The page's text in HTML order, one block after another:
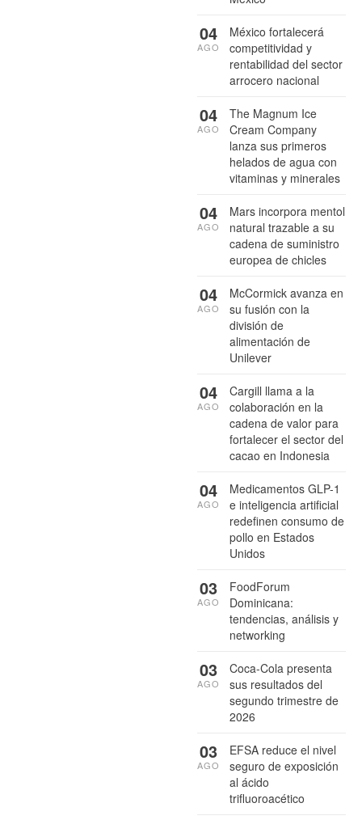
México fortalecerá
competitividad y
rentabilidad del sector
arrocero nacional
04
AGO
The Magnum Ice
Cream Company
lanza sus primeros
helados de agua con
vitaminas y minerales
04
AGO
Mars incorpora mentol
natural trazable a su
cadena de suministro
europea de chicles
04
AGO
McCormick avanza en
su fusión con la
división de
alimentación de
Unilever
04
AGO
Cargill llama a la
colaboración en la
cadena de valor para
fortalecer el sector del
cacao en Indonesia
04
AGO
Medicamentos GLP-1
e inteligencia artificial
redefinen consumo de
pollo en Estados
Unidos
04
AGO
FoodForum
Dominicana:
tendencias, análisis y
networking
03
AGO
Coca-Cola presenta
sus resultados del
segundo trimestre de
2026
03
AGO
EFSA reduce el nivel
seguro de exposición
al ácido
trifluoroacético
03
AGO